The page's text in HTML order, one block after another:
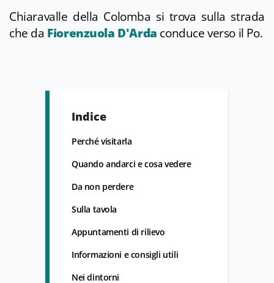
Chiaravalle della Colomba si trova sulla strada
che da Fiorenzuola D'Arda conduce verso il Po.
Indice
Perché visitarla
Quando andarci e cosa vedere
Da non perdere
Sulla tavola
Appuntamenti di rilievo
Informazioni e consigli utili
Nei dintorni